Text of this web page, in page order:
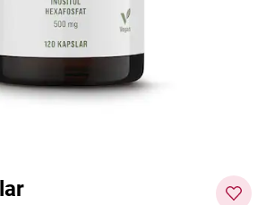
price:129 kr
Current price: 119 kr
price:229 kr
119 kr 229 kr
Lägg i varukorgen
vious
price